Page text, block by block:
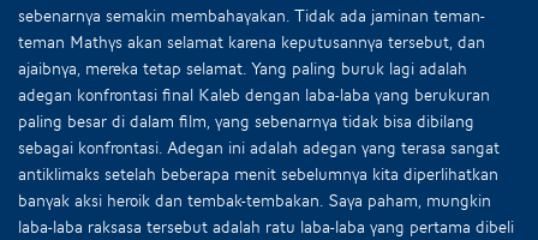
sebenarnya semakin membahayakan. Tidak ada jaminan teman-
teman Mathys akan selamat karena keputusannya tersebut, dan
ajaibnya, mereka tetap selamat. Yang paling buruk lagi adalah
adegan konfrontasi final Kaleb dengan laba-laba yang berukuran
paling besar di dalam film, yang sebenarnya tidak bisa dibilang
sebagai konfrontasi. Adegan ini adalah adegan yang terasa sangat
antiklimaks setelah beberapa menit sebelumnya kita diperlihatkan
banyak aksi heroik dan tembak-tembakan. Saya paham, mungkin
laba-laba raksasa tersebut adalah ratu laba-laba yang pertama dibeli